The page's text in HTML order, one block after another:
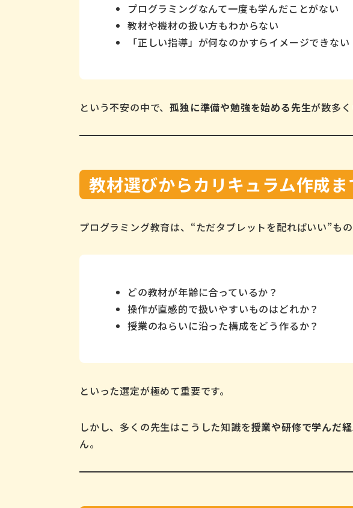
プログラミングなんて一度も学んだことがない
教材や機材の扱い方もわからない
「正しい指導」が何なのかすらイメージできない
という不安の中で、孤独に準備や勉強を始める先生が数多く
教材選びからカリキュラム作成
プログラミング教育は、“ただタブレットを配ればいい”も
どの教材が年齢に合っているか？
操作が直感的で扱いやすいものはどれか？
授業のねらいに沿った構成をどう作るか？
といった選定が極めて重要です。
しかし、多くの先生はこうした知識を授業や研修で学んだ
ん。